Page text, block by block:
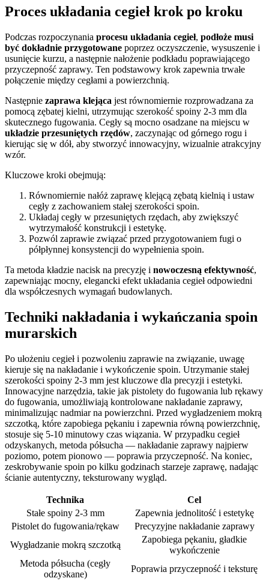
Proces układania cegieł krok po kroku
Podczas rozpoczynania procesu układania cegieł, podłoże musi
być dokładnie przygotowane poprzez oczyszczenie, wysuszenie i
usunięcie kurzu, a następnie nałożenie podkładu poprawiającego
przyczepność zaprawy. Ten podstawowy krok zapewnia trwałe
połączenie między cegłami a powierzchnią.
Następnie zaprawa klejąca jest równomiernie rozprowadzana za
pomocą zębatej kielni, utrzymując szerokość spoiny 2-3 mm dla
skutecznego fugowania. Cegły są mocno osadzane na miejscu w
układzie przesuniętych rzędów, zaczynając od górnego rogu i
kierując się w dół, aby stworzyć innowacyjny, wizualnie atrakcyjny
wzór.
Kluczowe kroki obejmują:
Równomiernie nałóż zaprawę klejącą zębatą kielnią i ustaw
cegły z zachowaniem stałej szerokości spoin.
Układaj cegły w przesuniętych rzędach, aby zwiększyć
wytrzymałość konstrukcji i estetykę.
Pozwól zaprawie związać przed przygotowaniem fugi o
półpłynnej konsystencji do wypełnienia spoin.
Ta metoda kładzie nacisk na precyzję i nowoczesną efektywność,
zapewniając mocny, elegancki efekt układania cegieł odpowiedni
dla współczesnych wymagań budowlanych.
Techniki nakładania i wykańczania spoin
murarskich
Po ułożeniu cegieł i pozwoleniu zaprawie na związanie, uwagę
kieruje się na nakładanie i wykończenie spoin. Utrzymanie stałej
szerokości spoiny 2-3 mm jest kluczowe dla precyzji i estetyki.
Innowacyjne narzędzia, takie jak pistolety do fugowania lub rękawy
do fugowania, umożliwiają kontrolowane nakładanie zaprawy,
minimalizując nadmiar na powierzchni. Przed wygładzeniem mokrą
szczotką, które zapobiega pękaniu i zapewnia równą powierzchnię,
stosuje się 5-10 minutowy czas wiązania. W przypadku cegieł
odzyskanych, metoda półsucha — nakładanie zaprawy najpierw
poziomo, potem pionowo — poprawia przyczepność. Na koniec,
zeskrobywanie spoin po kilku godzinach starzeje zaprawę, nadając
ścianie autentyczny, teksturowany wygląd.
Technika
Cel
Stałe spoiny 2-3 mm
Zapewnia jednolitość i estetykę
Pistolet do fugowania/rękaw
Precyzyjne nakładanie zaprawy
Wygładzanie mokrą szczotką
Zapobiega pękaniu, gładkie
wykończenie
Metoda półsucha (cegły
odzyskane)
Poprawia przyczepność i teksturę